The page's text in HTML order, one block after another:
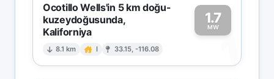
Ocotillo Wells'in 5 km doğu-
kuzeydoğusunda,
Kaliforniya
8.1 km I 33.15, -116.08
1.7
MW
1